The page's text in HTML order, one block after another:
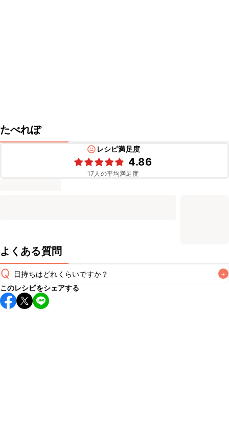
たべれぽ
レシピ満足度
4.86
17 人の平均満足度
よくある質問
Q 日持ちはどれくらいですか？ +
保存期間は冷蔵で翌日中が目安です。なるべくお早めにお召
し上がりください。
このレシピをシェアする